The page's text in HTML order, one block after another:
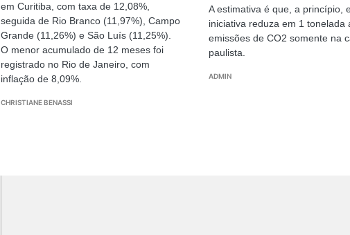
em Curitiba, com taxa de 12,08%,
seguida de Rio Branco (11,97%), Campo
Grande (11,26%) e São Luís (11,25%).
O menor acumulado de 12 meses foi
registrado no Rio de Janeiro, com
inflação de 8,09%.
CHRISTIANE BENASSI
A estimativa é que, a princípio,
iniciativa reduza em 1 tonelada
emissões de CO2 somente na
paulista.
ADMIN